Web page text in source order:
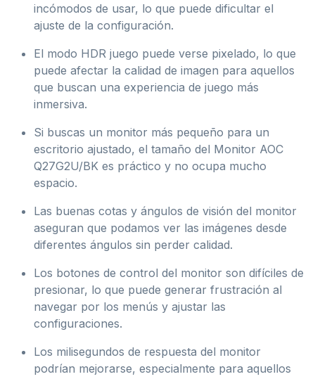
incómodos de usar, lo que puede dificultar el
ajuste de la configuración.
El modo HDR juego puede verse pixelado, lo que
puede afectar la calidad de imagen para aquellos
que buscan una experiencia de juego más
inmersiva.
Si buscas un monitor más pequeño para un
escritorio ajustado, el tamaño del Monitor AOC
Q27G2U/BK es práctico y no ocupa mucho
espacio.
Las buenas cotas y ángulos de visión del monitor
aseguran que podamos ver las imágenes desde
diferentes ángulos sin perder calidad.
Los botones de control del monitor son difíciles de
presionar, lo que puede generar frustración al
navegar por los menús y ajustar las
configuraciones.
Los milisegundos de respuesta del monitor
podrían mejorarse, especialmente para aquellos